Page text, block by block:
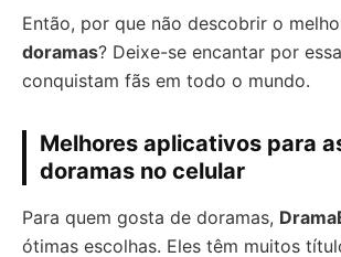
Então, por que não descobrir o
doramas? Deixe-se encantar por
conquistam fãs em todo o mundo.
Melhores aplicativos para
doramas no celular
Para quem gosta de doramas,
ótimas escolhas. Eles têm muitos